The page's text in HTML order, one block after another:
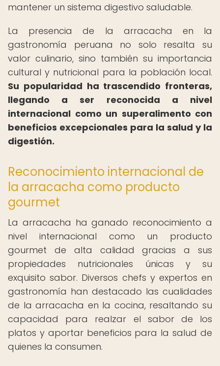
mantener un sistema digestivo saludable.
La presencia de la arracacha en la
gastronomía peruana no solo resalta su
valor culinario, sino también su importancia
cultural y nutricional para la población local.
Su popularidad ha trascendido fronteras,
llegando a ser reconocida a nivel
internacional como un superalimento con
beneficios excepcionales para la salud y la
digestión.
Reconocimiento internacional de
la arracacha como producto
gourmet
La arracacha ha ganado reconocimiento a
nivel internacional como un producto
gourmet de alta calidad gracias a sus
propiedades nutricionales únicas y su
exquisito sabor. Diversos chefs y expertos en
gastronomía han destacado las cualidades
de la arracacha en la cocina, resaltando su
capacidad para realzar el sabor de los
platos y aportar beneficios para la salud de
quienes la consumen.